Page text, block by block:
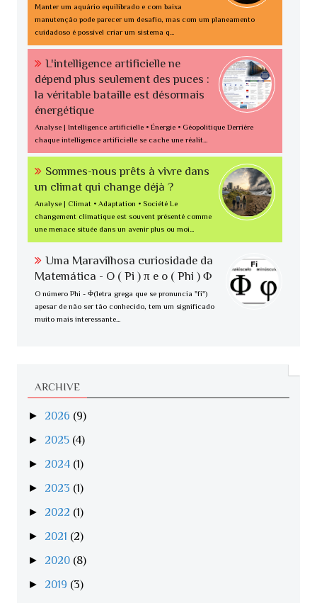
Manter um aquário equilibrado e com baixa
manutenção pode parecer um desafio, mas com um planeamento
cuidadoso é possível criar um sistema q...
L'intelligence artificielle ne
dépend plus seulement des puces :
la véritable bataille est désormais
énergétique
Analyse | Intelligence artificielle • Énergie • Géopolitique Derrière
chaque intelligence artificielle se cache une réalit...
Sommes-nous prêts à vivre dans
un climat qui change déjà ?
Analyse | Climat • Adaptation • Société Le
changement climatique est souvent présenté comme
une menace située dans un avenir plus ou moi...
Uma Maravilhosa curiosidade da
Matemática - O ( Pi ) π e o ( Phi ) Φ
O número Phi - Φ(letra grega que se pronuncia "fi")
apesar de não ser tão conhecido, tem um significado
muito mais interessante...
ARCHIVE
► 2026 (9)
► 2025 (4)
► 2024 (1)
► 2023 (1)
► 2022 (1)
► 2021 (2)
► 2020 (8)
► 2019 (3)